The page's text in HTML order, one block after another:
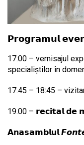
𝗣𝗿𝗼𝗴𝗿𝗮𝗺𝘂𝗹
17:00 – vernisajul
specialiștilor în
17.45 – 18:45 –
19.00 – 𝗿𝗲𝗰𝗶𝘁𝗮𝗹 𝗱𝗲
𝗔𝗻𝗮𝘀𝗮𝗺𝗯𝗹𝘂𝗹